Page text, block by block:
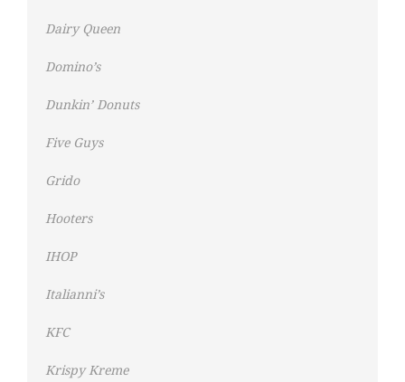
Dairy Queen
Domino’s
Dunkin’ Donuts
Five Guys
Grido
Hooters
IHOP
Italianni’s
KFC
Krispy Kreme